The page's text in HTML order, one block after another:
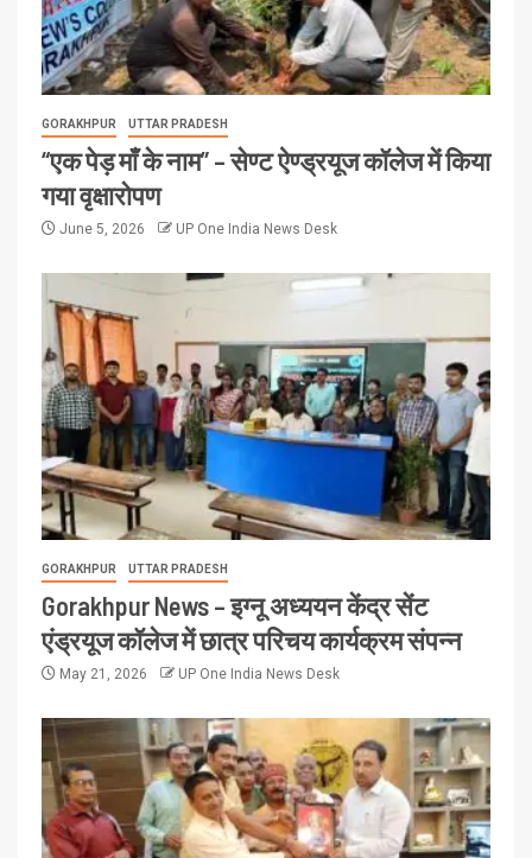
GORAKHPUR UTTAR PRADESH
“एक पेड़ माँ के नाम” – सेण्ट ऐण्ड्रयूज कॉलेज में किया
गया वृक्षारोपण
June 5, 2026 UP One India News Desk
GORAKHPUR UTTAR PRADESH
Gorakhpur News – इग्नू अध्ययन केंद्र सेंट
एंड्रयूज कॉलेज में छात्र परिचय कार्यक्रम संपन्न
May 21, 2026 UP One India News Desk